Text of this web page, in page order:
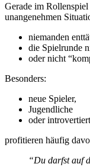
Gerade im
unangenehmen
niemanden
die Spielrunde
oder nicht
Besonders:
neue Spieler,
Jugendliche
oder
profitieren häufig
“Du darfst auf